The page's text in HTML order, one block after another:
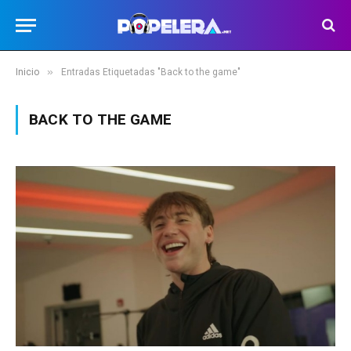
Inicio » Entradas Etiquetadas "Back to the game"
BACK TO THE GAME